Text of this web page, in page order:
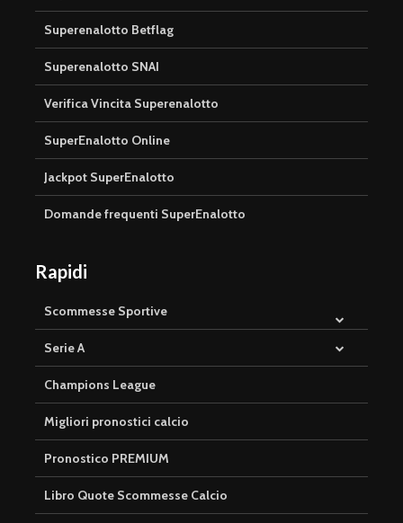
Superenalotto Betflag
Superenalotto SNAI
Verifica Vincita Superenalotto
SuperEnalotto Online
Jackpot SuperEnalotto
Domande frequenti SuperEnalotto
Rapidi
Scommesse Sportive
Serie A
Champions League
Migliori pronostici calcio
Pronostico PREMIUM
Libro Quote Scommesse Calcio